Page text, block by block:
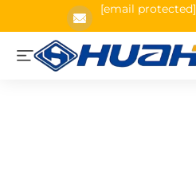
[email protected]